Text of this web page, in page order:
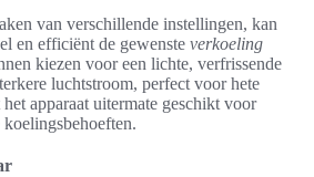
van verschillende instellingen, kan
en efficiënt de gewenste verkoeling
kiezen voor een lichte, verfrissende
luchtstroom, perfect voor hete
apparaat uitermate geschikt voor